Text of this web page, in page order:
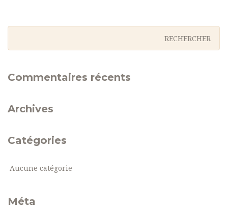
Commentaires récents
Archives
Catégories
Aucune catégorie
Méta